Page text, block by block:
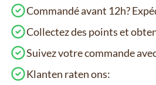
Commandé avant 12h?
Collectez des points et
Suivez votre commande
Klanten raten ons: